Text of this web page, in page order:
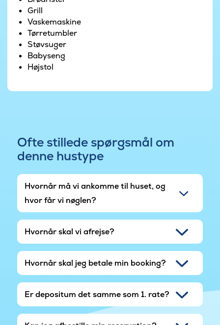
alle aldre.
Ivenack er et roligt og grønt ferieområde i
Tyskland, perfekt til jer, der ønsker natur,
afslapning og tid til nærvær.
kan forekomme byggestøj.
Grill
Vaskemaskine
Tørretumbler
Støvsuger
Babyseng
Højstol
Ofte stillede spørgsmål om
denne hustype
Hvornår må vi ankomme til huset, og
hvor får vi nøglen?
Hvornår skal vi afrejse?
Hvornår skal jeg betale min booking?
Er depositum det samme som 1. rate?